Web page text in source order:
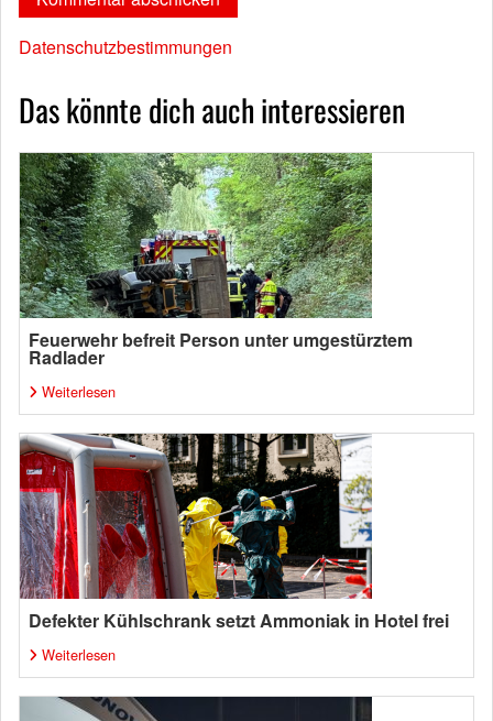
Datenschutzbestimmungen
Das könnte dich auch interessieren
Feuerwehr befreit Person unter umgestürztem
Radlader
Weiterlesen
Defekter Kühlschrank setzt Ammoniak in Hotel frei
Weiterlesen